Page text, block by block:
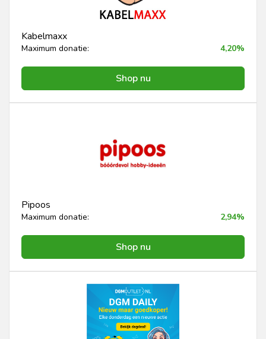
Kabelmaxx
Maximum donatie: 4,20%
Shop nu
Pipoos
Maximum donatie: 2,94%
Shop nu